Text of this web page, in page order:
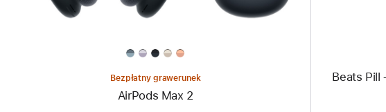
Bezpłatny grawerunek
AirPods Max 2
Beats